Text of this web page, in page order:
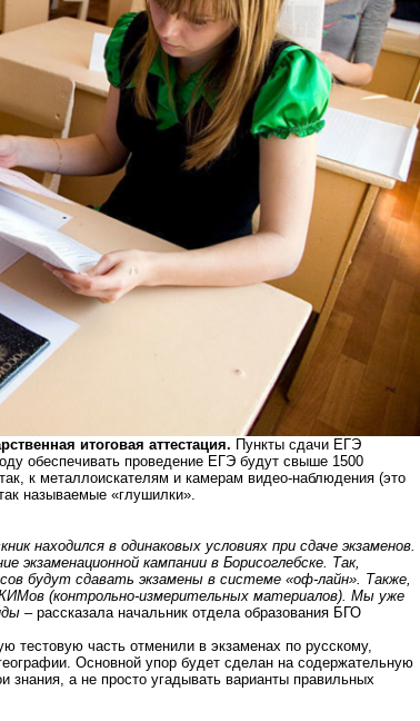
итоговая аттестация. Пункты сдачи ЕГЭ
обеспечивать проведение ЕГЭ будут свыше 1500
к металлоискателям и камерам видео-наблюдения (это
называемые «глушилки».
находился в одинаковых условиях при сдаче экзаменов.
экзаменационной кампании в Борисоглебске. Так,
будут сдавать экзамены в системе «оф-лайн». Также,
КИМов (контрольно-измерительных материалов). Мы уже
– рассказала начальник отдела образования БГО
тестовую часть отменили в экзаменах по русскому,
Основной упор будет сделан на содержательную
знания, а не просто угадывать варианты правильных